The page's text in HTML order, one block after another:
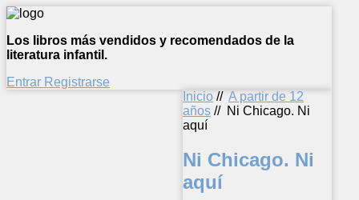
Los libros más vendidos y recomendados de la
literatura infantil.
Entrar Registrarse
Inicio // A partir de 12
años // Ni Chicago. Ni
aquí
Ni Chicago. Ni
aquí